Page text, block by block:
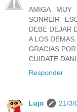
AMIGA MUY
SONREIR
DEBE DEJAR
A LOS
GRACIAS
CUIDATE DANI
Responder
Lujo
21/3/